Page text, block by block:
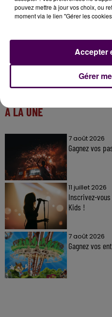
À LA UNE
7 août 2026
Gagnez vos
11 juillet 2026
Inscrivez-
Kids !
7 août 2026
Gagnez vos
pouvez mettre à jour vos choix, ou
moment via le lien "Gérer les
Gérer
Accepter